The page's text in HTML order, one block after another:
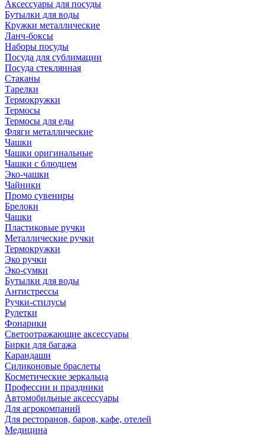
Аксессуары для посуды
Бутылки для воды
Кружки металлические
Ланч-боксы
Наборы посуды
Посуда для сублимации
Посуда стеклянная
Стаканы
Тарелки
Термокружки
Термосы
Термосы для еды
Фляги металлические
Чашки
Чашки оригинальные
Чашки с блюдцем
Эко-чашки
Чайники
Промо сувениры
Брелоки
Чашки
Пластиковые ручки
Металлические ручки
Термокружки
Эко ручки
Эко-сумки
Бутылки для воды
Антистрессы
Ручки-стилусы
Рулетки
Фонарики
Светоотражающие аксессуары
Бирки для багажа
Карандаши
Силиконовые браслеты
Косметические зеркальца
Профессии и праздники
Автомобильные аксессуары
Для агрокомпаний
Для ресторанов, баров, кафе, отелей
Медицина